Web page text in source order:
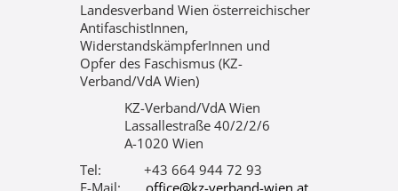
Landesverband Wien österreichischer
AntifaschistInnen,
WiderstandskämpferInnen und
Opfer des Faschismus (KZ-
Verband/VdA Wien)
KZ-Verband/VdA Wien
Lassallestraße 40/2/2/6
A-1020 Wien
Tel: +43 664 944 72 93
E-Mail: office@kz-verband-wien.at